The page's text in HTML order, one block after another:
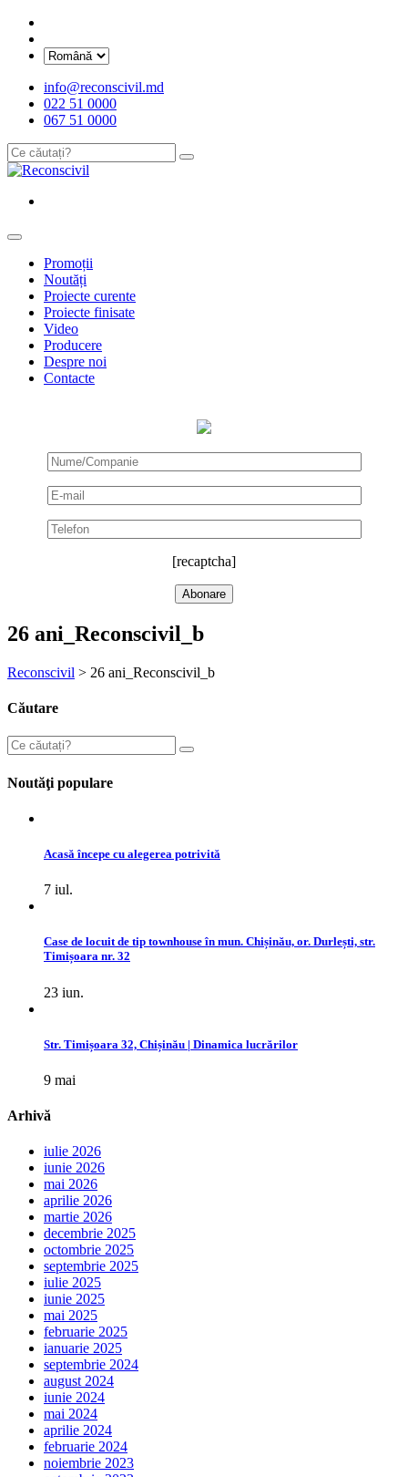
info@reconscivil.md
022 51 0000
067 51 0000
Promoții
Noutăți
Proiecte curente
Proiecte finisate
Video
Producere
Despre noi
Contacte
[recaptcha]
26 ani_Reconscivil_b
Reconscivil > 26 ani_Reconscivil_b
Căutare
Noutăţi populare
Acasă începe cu alegerea potrivită
7 iul.
Case de locuit de tip townhouse în mun. Chișinău, or. Durlești, str.
Timișoara nr. 32
23 iun.
Str. Timișoara 32, Chișinău | Dinamica lucrărilor
9 mai
Arhivă
iulie 2026
iunie 2026
mai 2026
aprilie 2026
martie 2026
decembrie 2025
octombrie 2025
septembrie 2025
iulie 2025
iunie 2025
mai 2025
februarie 2025
ianuarie 2025
septembrie 2024
august 2024
iunie 2024
mai 2024
aprilie 2024
februarie 2024
noiembrie 2023